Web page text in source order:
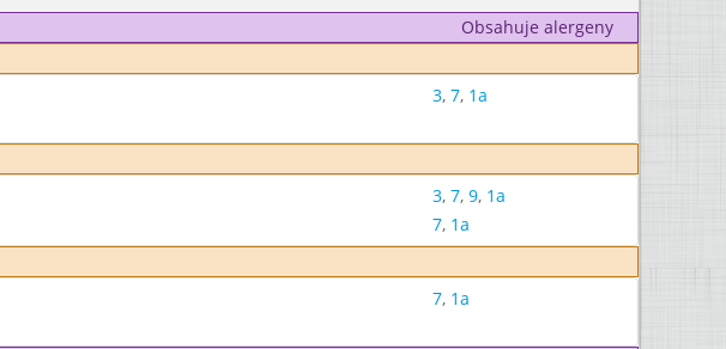
Obsahuje alergeny
3, 7, 1a
3, 7, 9, 1a
7, 1a
7, 1a